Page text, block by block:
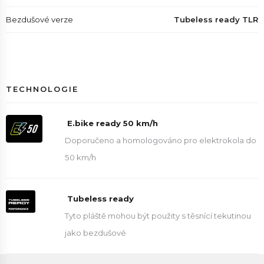
Bezdušové verze Tubeless ready TLR
TECHNOLOGIE
E.bike ready 50 km/h
Doporučeno a homologováno pro elektrokola do
50 km/h
Tubeless ready
Tyto pláště mohou být použity s těsnící tekutinou
jako bezdušové